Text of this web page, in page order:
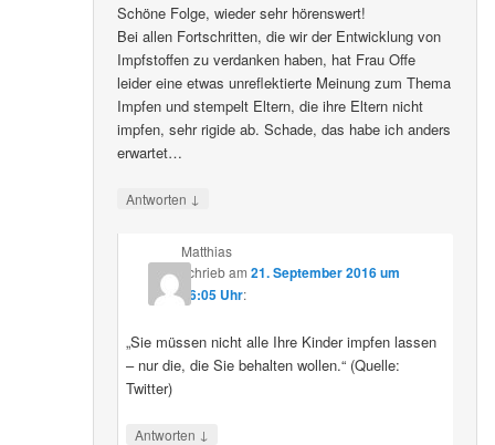
Schöne Folge, wieder sehr hörenswert!
Bei allen Fortschritten, die wir der Entwicklung von
Impfstoffen zu verdanken haben, hat Frau Offe
leider eine etwas unreflektierte Meinung zum Thema
Impfen und stempelt Eltern, die ihre Eltern nicht
impfen, sehr rigide ab. Schade, das habe ich anders
erwartet…
Antworten ↓
Matthias
schriebam 21. September 2016 um
16:05 Uhr:
„Sie müssen nicht alle Ihre Kinder impfen lassen
– nur die, die Sie behalten wollen.“ (Quelle:
Twitter)
Antworten ↓